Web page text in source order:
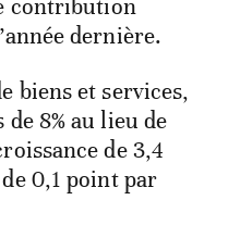
contribution
dernière.
biens et services,
8% au lieu de
de 3,4
0,1 point par